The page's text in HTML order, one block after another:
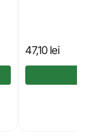
47,10 lei